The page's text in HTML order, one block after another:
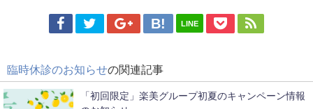
LINE
臨時休診のお知らせの関連記事
「初回限定」楽美グループ初夏のキャンペーン情報